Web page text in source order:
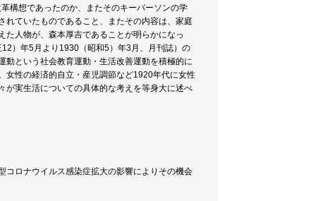
構想であったのか、またそのキーパーソンの学
ていたものであること、またその内容は、家庭
た人物が、森本厚吉であることが明らかになっ
）年5月より1930（昭和5）年3月、月刊誌）の
という社会教育運動・生活改善運動を積極的に
女性の経済的自立・産児調節など1920年代に女性
が実生活についての具体的な考えを等身大に述べ
コロナウイルス感染症拡大の影響によりその機会